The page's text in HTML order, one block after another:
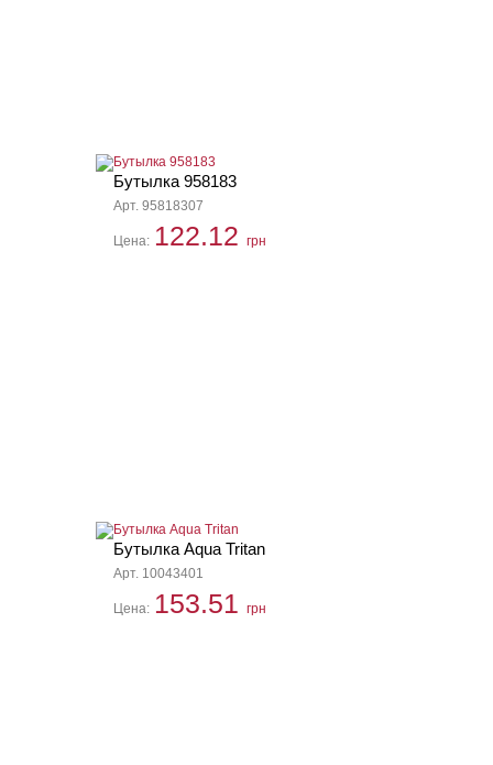
Бутылка 958183
Арт. 95818307
Цена: 122.12 грн
Бутылка Aqua Tritan
Арт. 10043401
Цена: 153.51 грн